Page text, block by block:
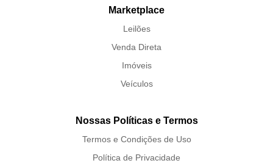
Marketplace
Leilões
Venda Direta
Imóveis
Veículos
Nossas Políticas e Termos
Termos e Condições de Uso
Política de Privacidade